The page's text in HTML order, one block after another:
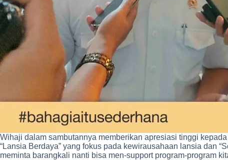
Wihaji dalam sambutannya memberikan apresiasi tinggi
“Lansia Berdaya” yang fokus pada kewirausahaan lansia dan
meminta barangkali nanti bisa men-support program-program